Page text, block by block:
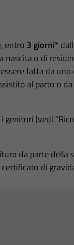
entro 3 giorni*
nascita o di
fatta da
al parto o
genitori (vedi
da parte della
di